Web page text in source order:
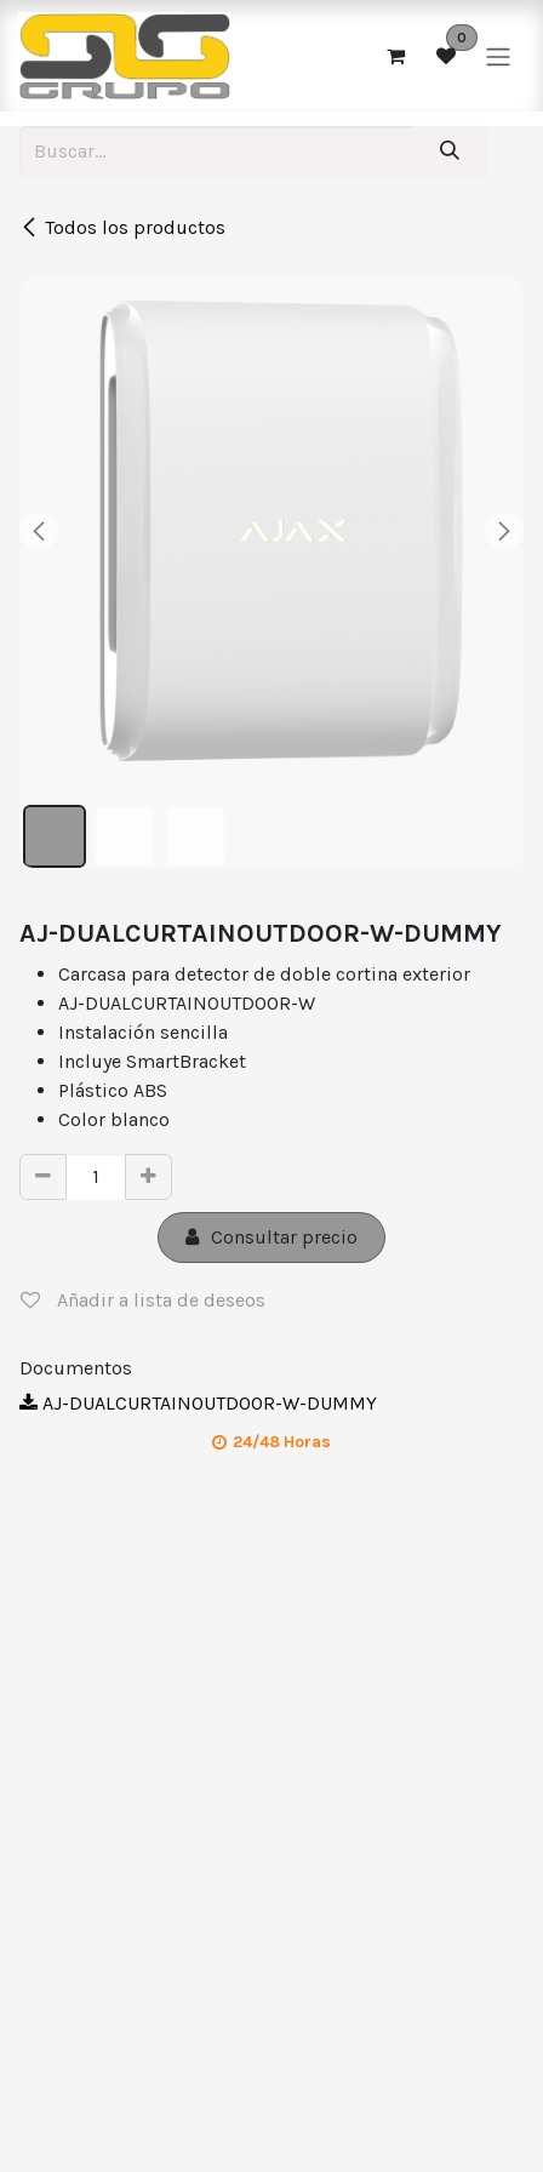
Ir al contenido
0
Todos los productos
AJ-DUALCURTAINOUTDOOR-W-DUMMY
Carcasa para detector de doble cortina exterior
AJ-DUALCURTAINOUTDOOR-W
Instalación sencilla
Incluye SmartBracket
Plástico ABS
Color blanco
Consultar precio
Añadir a lista de deseos
Documentos
AJ-DUALCURTAINOUTDOOR-W-DUMMY
24/48 Horas